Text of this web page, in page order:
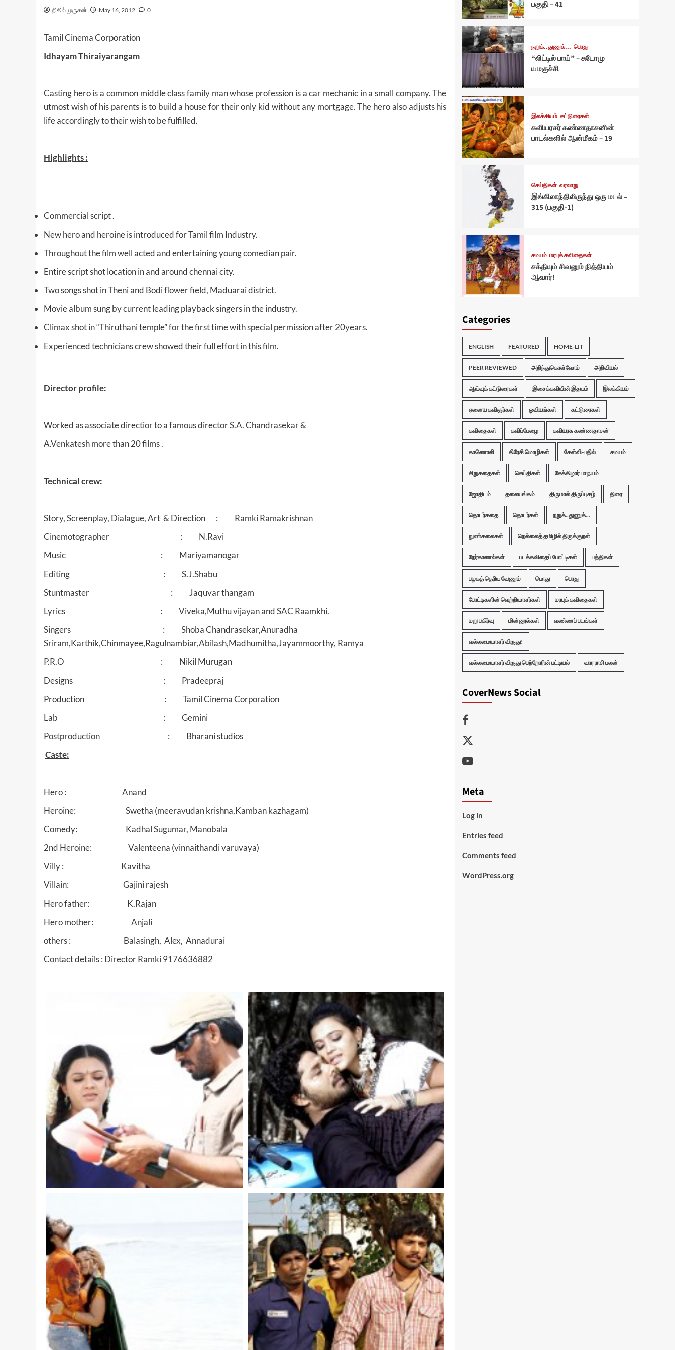
நிகில் முருகன் May 16, 2012 0
Tamil Cinema Corporation
Idhayam Thiraiyarangam
Casting hero is a common middle class family man whose profession is a car mechanic in a small company. The
utmost wish of his parents is to build a house for their only kid without any mortgage. The hero also adjusts his
life accordingly to their wish to be fulfilled.
Highlights :
Commercial script .
New hero and heroine is introduced for Tamil film Industry.
Throughout the film well acted and entertaining young comedian pair.
Entire script shot location in and around chennai city.
Two songs shot in Theni and Bodi flower field, Maduarai district.
Movie album sung by current leading playback singers in the industry.
Climax shot in “Thiruthani temple” for the first time with special permission after 20years.
Experienced technicians crew showed their full effort in this film.
Director profile:
Worked as associate directior to a famous director S.A. Chandrasekar &
A.Venkatesh more than 20 films .
Technical crew:
Story, Screenplay, Dialague, Art & Direction : Ramki Ramakrishnan
Cinemotographer : N.Ravi
Music : Mariyamanogar
Editing : S.J.Shabu
Stuntmaster : Jaquvar thangam
Lyrics : Viveka,Muthu vijayan and SAC Raamkhi.
Singers : Shoba Chandrasekar,Anuradha
Sriram,Karthik,Chinmayee,Ragulnambiar,Abilash,Madhumitha,Jayammoorthy, Ramya
P.R.O : Nikil Murugan
Designs : Pradeepraj
Production : Tamil Cinema Corporation
Lab : Gemini
Postproduction : Bharani studios
Caste:
Hero : Anand
Heroine: Swetha (meeravudan krishna,Kamban kazhagam)
Comedy: Kadhal Sugumar, Manobala
2nd Heroine: Valenteena (vinnaithandi varuvaya)
Villy : Kavitha
Villain: Gajini rajesh
Hero father: K.Rajan
Hero mother: Anjali
others : Balasingh, Alex, Annadurai
Contact details : Director Ramki 9176636882
பகுதி – 41
நறுக்..துணுக்... பொது
“லிட்டில் பாய்” – சுடோமு
யமகுச்சி
இலக்கியம் கட்டுரைகள்
கவியரசர் கண்ணதாசனின்
பாடல்களில் ஆன்மீகம் – 19
செய்திகள் வரலாறு
இங்கிலாந்திலிருந்து ஒரு மடல் –
315 (பகுதி-1)
சமயம் மரபுக் கவிதைகள்
சக்தியும் சிவனும் நித்தியம்
ஆவார்!
Categories
ENGLISH FEATURED HOME-LIT
PEER REVIEWED அறிந்துகொள்வோம் அறிவியல்
ஆய்வுக் கட்டுரைகள் இசைக்கவியின் இதயம் இலக்கியம்
ஏனைய கவிஞர்கள் ஓவியங்கள் கட்டுரைகள்
கவிதைகள் கவிப்பேழை கவியரசு கண்ணதாசன்
காணொலி கிரேசி மொழிகள் கேள்வி-பதில் சமயம்
சிறுகதைகள் செய்திகள் சேக்கிழார் பா நயம்
ஜோதிடம் தலையங்கம் திருமால் திருப்புகழ் திரை
தொடர்கதை தொடர்கள் நறுக்..துணுக்...
நுண்கலைகள் நெல்லைத் தமிழில் திருக்குறள்
நேர்காணல்கள் படக்கவிதைப் போட்டிகள் பத்திகள்
பழகத் தெரிய வேணும் பொது பொது
போட்டிகளின் வெற்றியாளர்கள் மரபுக் கவிதைகள்
மறு பகிர்வு மின்னூல்கள் வண்ணப் படங்கள்
வல்லமையாளர் விருது!
வல்லமையாளர் விருது பெற்றோரின் பட்டியல் வார ராசி பலன்
CoverNews Social
Facebook
Twitter
Youtube
Meta
Log in
Entries feed
Comments feed
WordPress.org